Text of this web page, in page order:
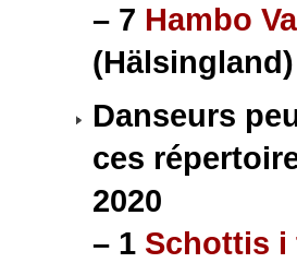
– 7 Hambo
(Hälsingland)
Danseurs
ces
2020
– 1 Schottis i